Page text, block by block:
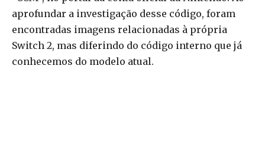
aprofundar a investigação desse código, foram
encontradas imagens relacionadas à própria
Switch 2, mas diferindo do código interno que já
conhecemos do modelo atual.